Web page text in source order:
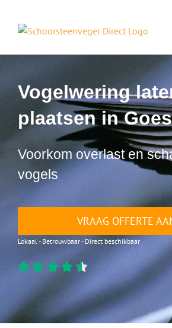
inhoud
Vogelwering
plaatsen in
Voorkom overlast en
vogels
VRAAG OFFERTE
Lokaal - Betrouwbaar - Direct beschikbaar